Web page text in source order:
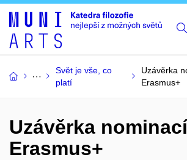
Svět je vše, co
platí
Uzávěrka
Erasmus+
Uzávěrka nominací
Erasmus+